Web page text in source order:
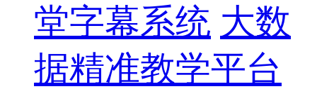
堂字幕系统 大数
据精准教学平台